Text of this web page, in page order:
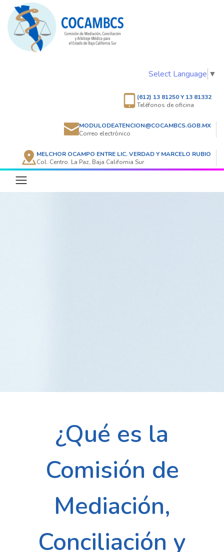
Select Language ▼
(612) 13 81250 Y 13 81332
Teléfonos de oficina
MODULODEATENCION@COCAMBCS.GOB.MX
Correo electrónico
MELCHOR OCAMPO ENTRE LIC. VERDAD Y MARCELO RUBIO
Col. Centro. La Paz, Baja California Sur
¿Qué es la
Comisión de
Mediación,
Conciliación y